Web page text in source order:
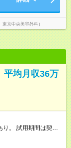
京中央美容外科）
均月収36万
。 試用期間は契約
用期間終了後＞ 月給
代等 ＝平均月収36